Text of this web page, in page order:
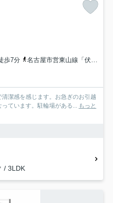
歩7分
名古屋市営東山線「伏見」駅 徒歩7分
潔感を感じます。お急ぎのお引越
ています。駐輪場がある... もっと
/ 3LDK